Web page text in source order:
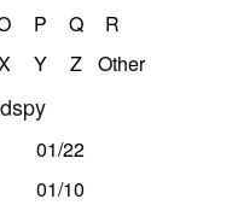
P Q
R
Y Z Other
01/22
01/10